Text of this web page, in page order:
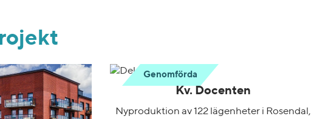
Genomförda
Kv. Docenten
Nyproduktion av 122 lägenheter i Rosendal,